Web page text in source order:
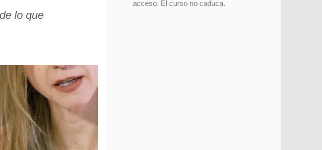
lo que
acceso. El curso no caduca.